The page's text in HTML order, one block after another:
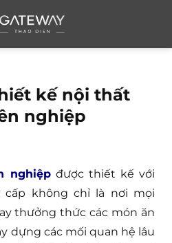
kế nội thất
nghiệp
nghiệpđược thiết kế với
cấp không chỉ là nơi mọi
thưởng thức các món ăn
dựng các mối quan hệ lâu